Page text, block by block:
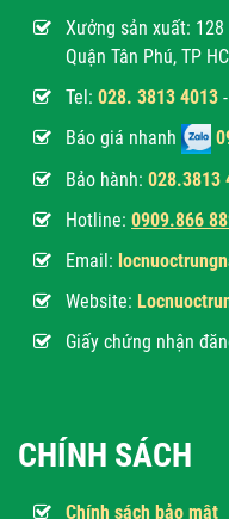
Xưởng sản xuất:
Quận Tân Phú, TP
Tel: 028. 3813 4013 -
Báo giá nhanh
Bảo hành: 028.3813
Hotline: 0909.866
Email:
Website:
Giấy chứng nhận
CHÍNH SÁCH
Chính sách bảo mật